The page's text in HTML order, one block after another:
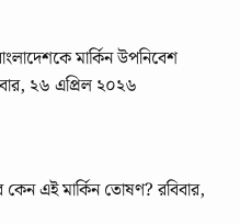
মার্কিন উপনিবেশ
২৬ এপ্রিল ২০২৬
কেন এই মার্কিন তোষণ? রবিবার,